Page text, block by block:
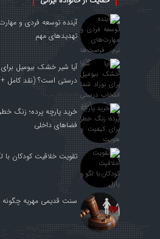
آینده توسعه فردی و
تهدیدهای مهم
آیا شیر خشک بیومیل برای
درستی است؟ (نقد کامل
خرید پارچه پرده؛ زنگ
فضاهای داخلی
تقویت خلاقیت کودکان با
سنت قدیمی مهریه چگونه